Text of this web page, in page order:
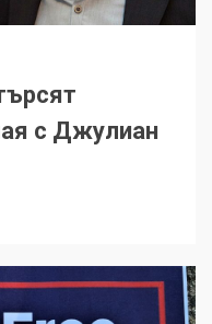
с Джулиан